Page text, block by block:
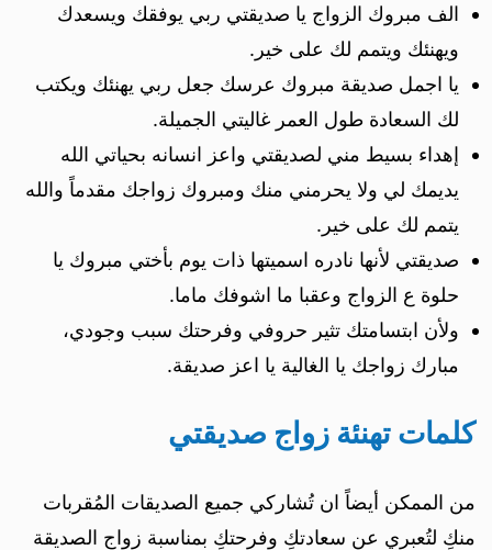
الف مبروك الزواج يا صديقتي ربي يوفقك ويسعدك
ويهنئك ويتمم لك على خير.
يا اجمل صديقة مبروك عرسك جعل ربي يهنئك ويكتب
لك السعادة طول العمر غاليتي الجميلة.
إهداء بسيط مني لصديقتي واعز انسانه بحياتي الله
يديمك لي ولا يحرمني منك ومبروك زواجك مقدماً والله
يتمم لك على خير.
صديقتي لأنها نادره اسميتها ذات يوم بأختي مبروك يا
حلوة ع الزواج وعقبا ما اشوفك ماما.
ولأن ابتسامتك تثير حروفي وفرحتك سبب وجودي،
مبارك زواجك يا الغالية يا اعز صديقة.
كلمات تهنئة زواج صديقتي
من الممكن أيضاً ان تُشاركي جميع الصديقات المُقربات
منكِ لتُعبري عن سعادتكِ وفرحتكِ بمناسبة زواج الصديقة